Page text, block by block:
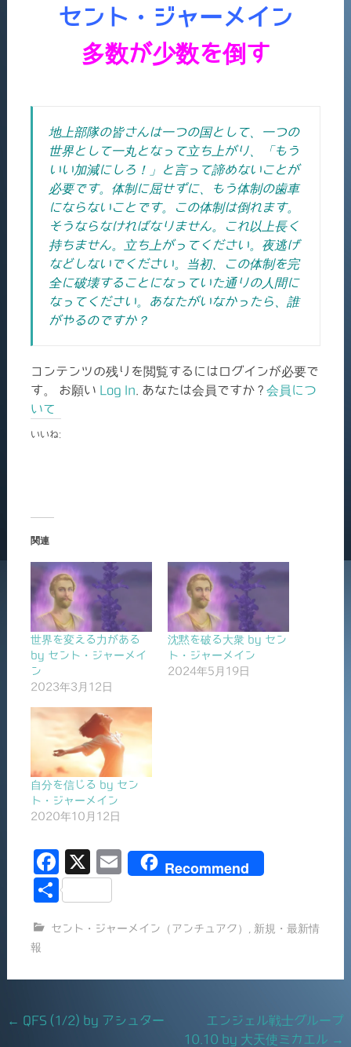
セント・ジャーメイン
多数が少数を倒す
地上部隊の皆さんは一つの国として、一つの
世界として一丸となって立ち上がり、「もう
いい加減にしろ！」と言って諦めないことが
必要です。 体制に屈せずに、もう体制の歯車
にならないことです。この体制は倒れます。
そうならなければなりません。これ以上長く
持ちません。立ち上がってください。夜逃げ
などしないでください。当初、この体制を完
全に破壊することになっていた通りの人間に
なってください。あなたがいなかったら、誰
がやるのですか？
コンテンツの残りを閲覧するにはログインが必要で
す。 お願い Log In . あなたは会員ですか ? 会員につ
いて
いいね:
関連
世界を変える力がある
by セント・ジャーメイ
ン
2023年3月12日
沈黙を破る大衆 by セン
ト・ジャーメイン
2024年5月19日
自分を信じる by セン
ト・ジャーメイン
2020年10月12日
F
a
e
o
o
X
E
l
Recommend
共
セント・ジャーメイン（アンチュアク）
新規・最新情
報
Post
← QFS (1/2) by アシュター
エンジェル戦士グループ
10.10 by 大天使ミカエル →